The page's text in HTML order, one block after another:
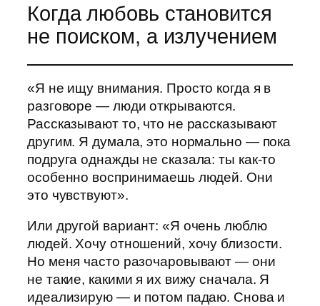
Когда любовь становится
не поиском, а излучением
«Я не ищу внимания. Просто когда я в
разговоре — люди открываются.
Рассказывают то, что не рассказывают
другим. Я думала, это нормально — пока
подруга однажды не сказала: ты как-то
особенно воспринимаешь людей. Они
это чувствуют».
Или другой вариант: «Я очень люблю
людей. Хочу отношений, хочу близости.
Но меня часто разочаровывают — они
не такие, какими я их вижу сначала. Я
идеализирую — и потом падаю. Снова и